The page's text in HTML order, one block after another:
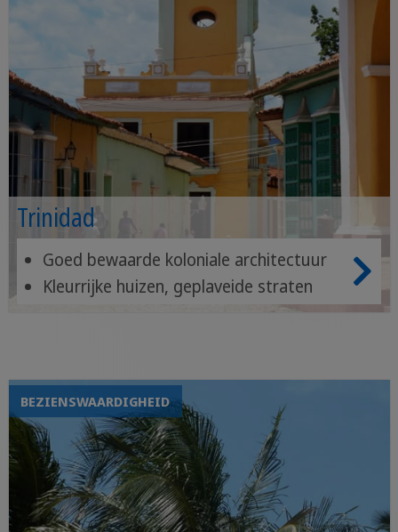
Trinidad
Goed bewaarde koloniale architectuur
Kleurrijke huizen, geplaveide straten
BEZIENSWAARDIGHEID